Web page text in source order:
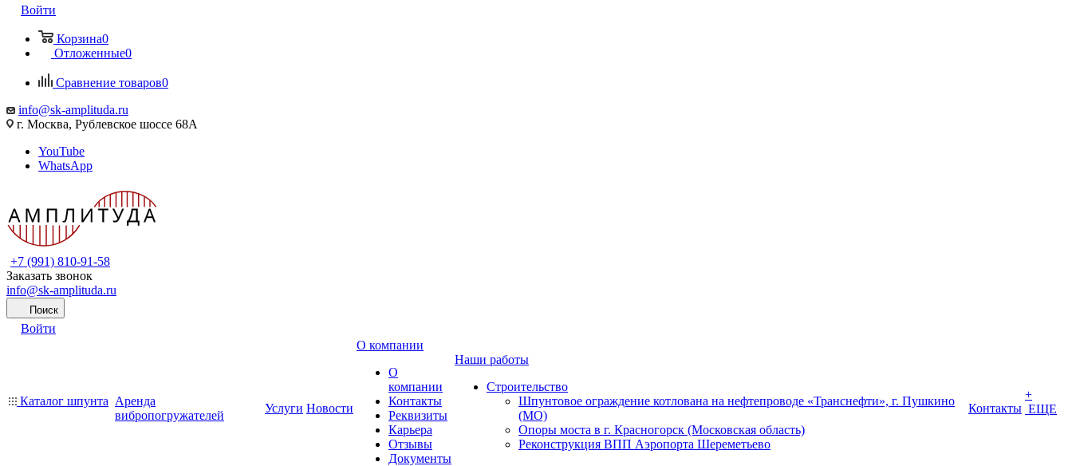
Войти
Корзина0
Отложенные0
Сравнение товаров0
info@sk-amplituda.ru
г. Москва, Рублевское шоссе 68А
YouTube
WhatsApp
+7 (991) 810-91-58
Заказать звонок
info@sk-amplituda.ru
Поиск
Войти
Каталог шпунта Аренда
вибропогружателей
Услуги Новости
О компании
О
компании
Контакты
Реквизиты
Карьера
Отзывы
Документы
Наши работы
Строительство
Шпунтовое ограждение котлована на нефтепроводе «Транснефти», г. Пушкино
(МО)
Опоры моста в г. Красногорск (Московская область)
Реконструкция ВПП Аэропорта Шереметьево
Контакты
+
ЕЩЕ